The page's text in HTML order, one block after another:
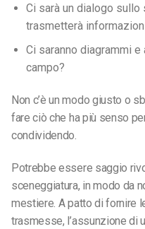
Ci sarà un dialogo sullo
trasmetterà
Ci saranno diagrammi
campo?
Non c’è un modo giusto o
fare ciò che ha più senso
condividendo.
Potrebbe essere saggio
sceneggiatura, in modo da
mestiere. A patto di fornire
trasmesse, l’assunzione di